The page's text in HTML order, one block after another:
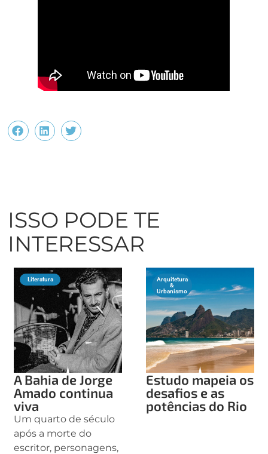
ISSO PODE TE
INTERESSAR
Literatura
A Bahia de Jorge
Amado continua
viva
Um quarto de século
após a morte do
escritor, personagens,
Arquitetura
&
Urbanismo
Estudo mapeia os
desafios e as
potências do Rio